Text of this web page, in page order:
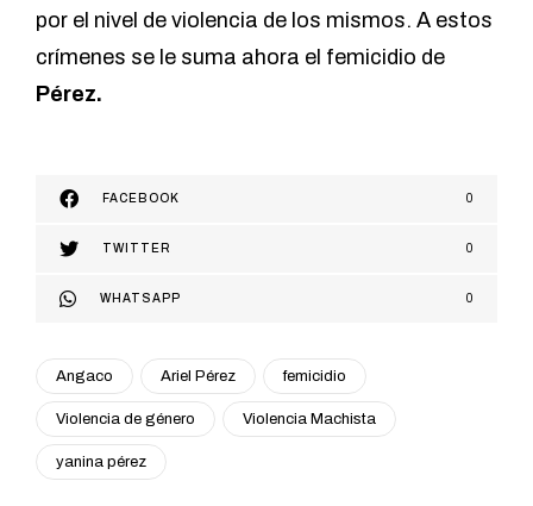
por el nivel de violencia de los mismos. A estos
crímenes se le suma ahora el femicidio de
Pérez.
FACEBOOK 0
TWITTER 0
WHATSAPP 0
Angaco Ariel Pérez femicidio
Violencia de género Violencia Machista
yanina pérez